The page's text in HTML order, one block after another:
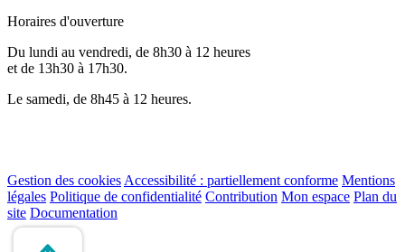
Horaires d'ouverture
Du lundi au vendredi, de 8h30 à 12 heures
et de 13h30 à 17h30.
Le samedi, de 8h45 à 12 heures.
Gestion des cookies Accessibilité : partiellement conforme Mentions
légales Politique de confidentialité Contribution Mon espace Plan du
site Documentation